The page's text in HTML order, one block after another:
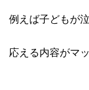
例えば子どもが
応える内容がマ